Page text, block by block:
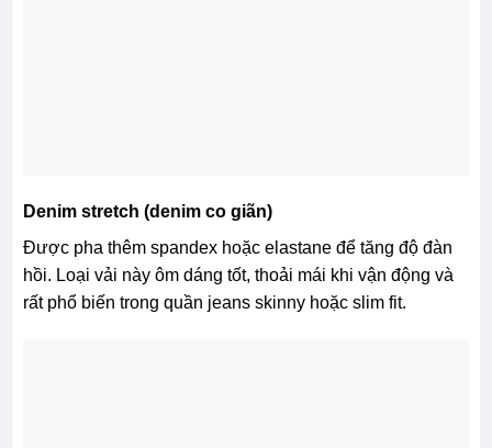
Denim stretch (denim co giãn)
Được pha thêm spandex hoặc elastane để tăng độ đàn
hồi. Loại vải này ôm dáng tốt, thoải mái khi vận động và
rất phổ biến trong quần jeans skinny hoặc slim fit.